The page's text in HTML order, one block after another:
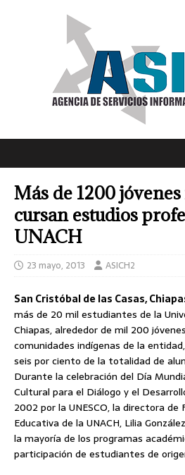
Más de 1200
cursan estudios
UNACH
23 mayo, 2013 ASICH2
San Cristóbal de las Casas,
más de 20 mil estudiantes de la
Chiapas, alrededor de mil 200
comunidades indígenas de la
seis por ciento de la totalidad de
Durante la celebración del Día
Cultural para el Diálogo y el
2002 por la UNESCO, la directora
Educativa de la UNACH, Lilia
la mayoría de los programas
participación de estudiantes de